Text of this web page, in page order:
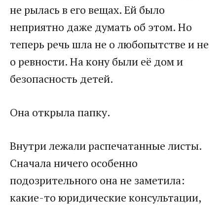
не рылась в его вещах. Ей было
неприятно даже думать об этом. Но
теперь речь шла не о любопытстве и не
о ревности. На кону были её дом и
безопасность детей.
Она открыла папку.
Внутри лежали распечатанные листы.
Сначала ничего особенно
подозрительного она не заметила:
какие-то юридические консультации,